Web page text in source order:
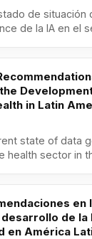
de situación
de la IA en el
in Latin
state of data
health sector in
en
de la
en América